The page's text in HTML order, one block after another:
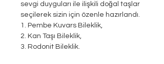
sevgi duyguları ile ilişkili doğal taşlar
seçilerek sizin için özenle hazırlandı.
1. Pembe Kuvars Bileklik,
2. Kan Taşı Bileklik,
3. Rodonit Bileklik.